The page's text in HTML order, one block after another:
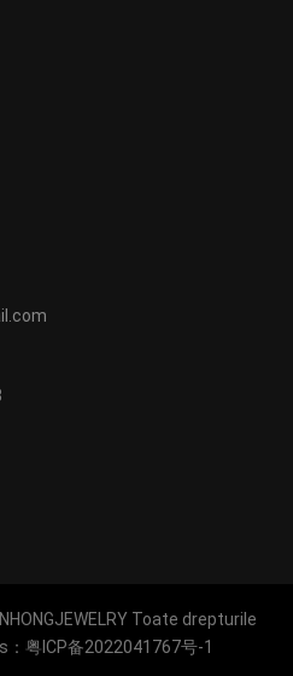
Toate drepturile
粤ICP备2022041767号-1